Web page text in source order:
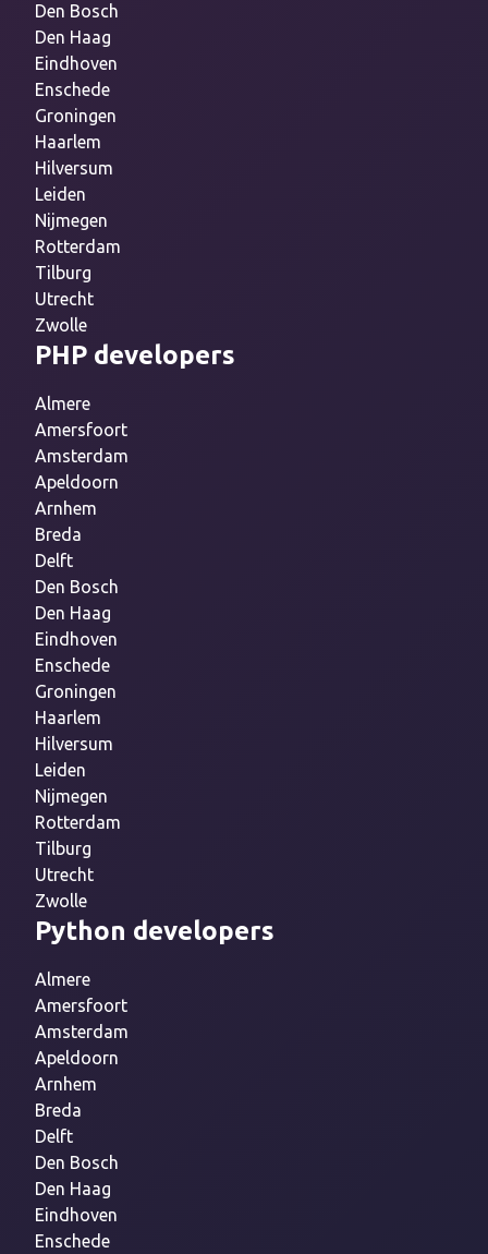
Den Bosch
Den Haag
Eindhoven
Enschede
Groningen
Haarlem
Hilversum
Leiden
Nijmegen
Rotterdam
Tilburg
Utrecht
Zwolle
PHP developers
Almere
Amersfoort
Amsterdam
Apeldoorn
Arnhem
Breda
Delft
Den Bosch
Den Haag
Eindhoven
Enschede
Groningen
Haarlem
Hilversum
Leiden
Nijmegen
Rotterdam
Tilburg
Utrecht
Zwolle
Python developers
Almere
Amersfoort
Amsterdam
Apeldoorn
Arnhem
Breda
Delft
Den Bosch
Den Haag
Eindhoven
Enschede